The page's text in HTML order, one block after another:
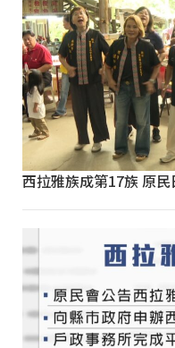
西拉雅族成第17族 原